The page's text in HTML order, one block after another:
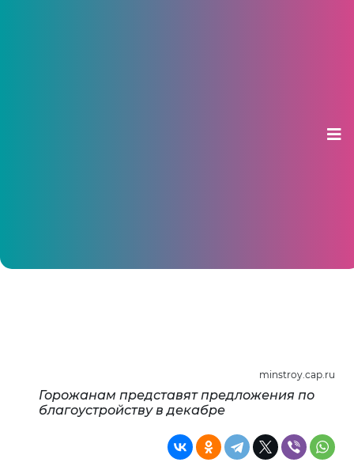
minstroy.cap.ru
Горожанам представят предложения по
благоустройству в декабре